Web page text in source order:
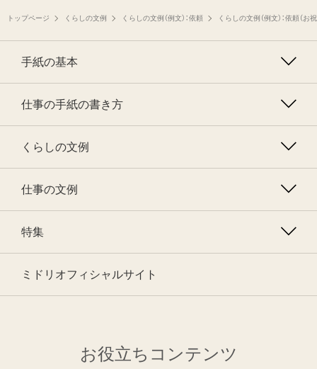
トップページ くらしの文例 くらしの文例（例文）：依頼 くらしの文例（例文）：依頼（お
手紙の基本
仕事の手紙の書き方
くらしの文例
仕事の文例
特集
ミドリオフィシャルサイト
お役立ちコンテンツ